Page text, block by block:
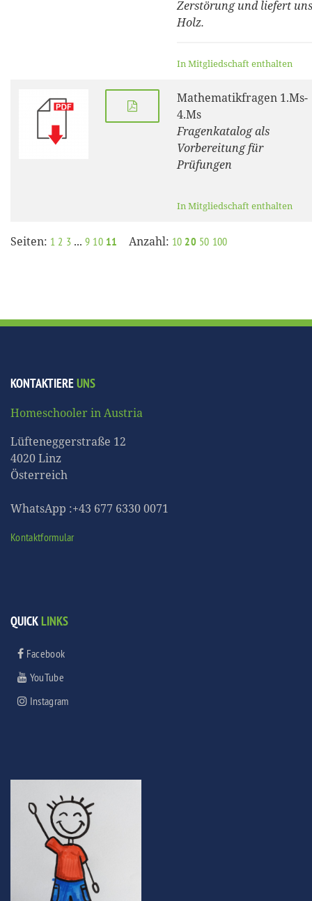
Zerstörung und liefert uns
Holz.
In Mitgliedschaft enthalten
Mathematikfragen 1.Ms-
4.Ms
Fragenkatalog als
Vorbereitung für
Prüfungen
In Mitgliedschaft enthalten
Seiten: 1 2 3 ... 9 10 11 Anzahl: 10 20 50 100
KONTAKTIEREUNS
Homeschooler in Austria
Lüfteneggerstraße 12
4020 Linz
Österreich
WhatsApp :+43 677 6330 0071
Kontaktformular
QUICKLINKS
Facebook
YouTube
Instagram